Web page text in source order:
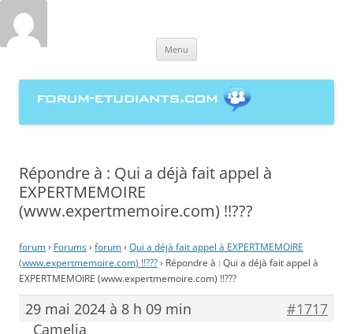
étudiante à la rédaction de
mémoires
Menu
Répondre à : Qui a déjà fait appel à
EXPERTMEMOIRE
(www.expertmemoire.com) !!???
forum› Forums› forum› Qui a déjà fait appel à EXPERTMEMOIRE
(www.expertmemoire.com) !!???› Répondre à : Qui a déjà fait appel à
EXPERTMEMOIRE (www.expertmemoire.com) !!???
29 mai 2024 à 8 h 09 min
#1717
Camelia